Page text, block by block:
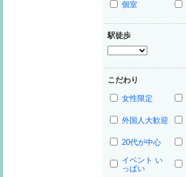
個室
駅徒歩
こだわり
女性限定
外国人大歓迎
20代が中心
イベント い
っぱい